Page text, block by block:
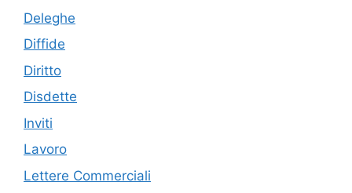
Deleghe
Diffide
Diritto
Disdette
Inviti
Lavoro
Lettere Commerciali